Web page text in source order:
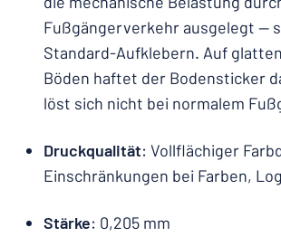
Fußgängerverkehr ausgelegt —
Standard-Aufklebern. Auf
Böden haftet der Bodensticker
löst sich nicht bei normalem
Druckqualität: Vollflächiger
Einschränkungen bei Farben,
Stärke: 0,205 mm